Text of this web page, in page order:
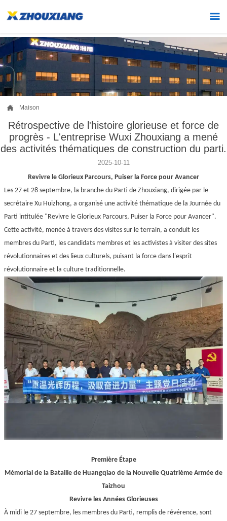

 Maison
Rétrospective de l'histoire glorieuse et force de
progrès - L'entreprise Wuxi Zhouxiang a mené
des activités thématiques de construction du parti.
2025-10-11
Revivre le Glorieux Parcours, Puiser la Force pour Avancer
Les 27 et 28 septembre, la branche du Parti de Zhouxiang, dirigée par le
secrétaire Xu Huizhong, a organisé une activité thématique de la Journée du
Parti intitulée "Revivre le Glorieux Parcours, Puiser la Force pour Avancer".
Cette activité, menée à travers des visites sur le terrain, a conduit les
membres du Parti, les candidats membres et les activistes à visiter des sites
révolutionnaires et des lieux culturels, puisant la force dans l'esprit
révolutionnaire et la culture traditionnelle.
Première Étape
Mémorial de la Bataille de Huangqiao de la Nouvelle Quatrième Armée de
Taizhou
Revivre les Années Glorieuses
À midi le 27 septembre, les membres du Parti, remplis de révérence, sont